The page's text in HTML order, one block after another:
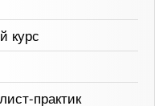
курс
практик